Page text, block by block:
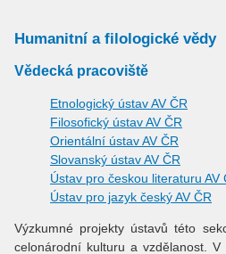
Humanitní a filologické vědy
Vědecká pracoviště
Etnologický ústav AV ČR
Filosofický ústav AV ČR
Orientální ústav AV ČR
Slovanský ústav AV ČR
Ústav pro českou literaturu AV
Ústav pro jazyk český AV ČR
Výzkumné projekty ústavů této
celonárodní kulturu a vzdělanost.